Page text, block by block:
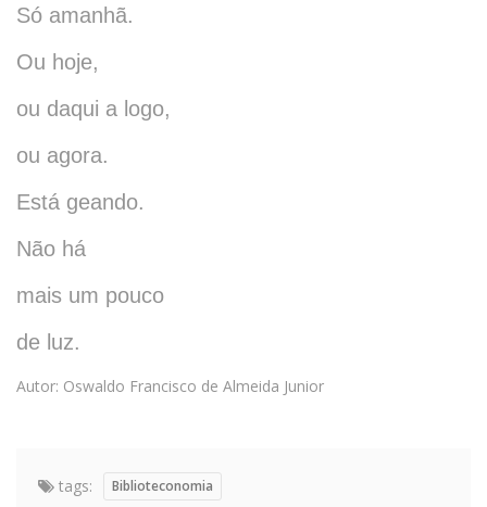
Só amanhã.
Ou hoje,
ou daqui a logo,
ou agora.
Está geando.
Não há
mais um pouco
de luz.
Autor: Oswaldo Francisco de Almeida Junior
tags: Biblioteconomia